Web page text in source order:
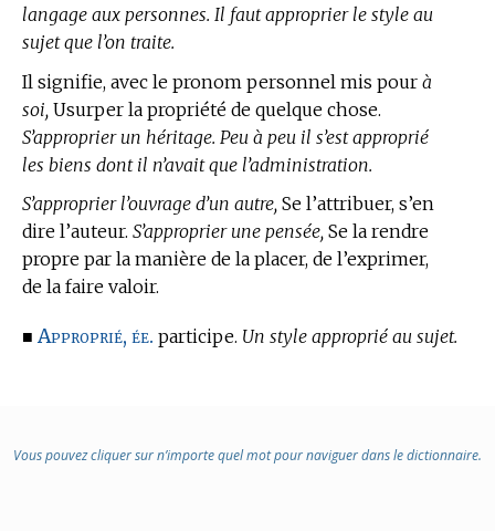
langage aux personnes. Il faut approprier le style au
sujet que l’on traite.
Il signifie, avec le pronom personnel mis pour à
soi, Usurper la propriété de quelque chose.
S’approprier un héritage. Peu à peu il s’est approprié
les biens dont il n’avait que l’administration.
S’approprier l’ouvrage d’un autre, Se l’attribuer, s’en
dire l’auteur. S’approprier une pensée, Se la rendre
propre par la manière de la placer, de l’exprimer,
de la faire valoir.
■Approprié, ée. participe. Un style approprié au sujet.
Vous pouvez cliquer sur n’importe quel mot pour naviguer dans le dictionnaire.